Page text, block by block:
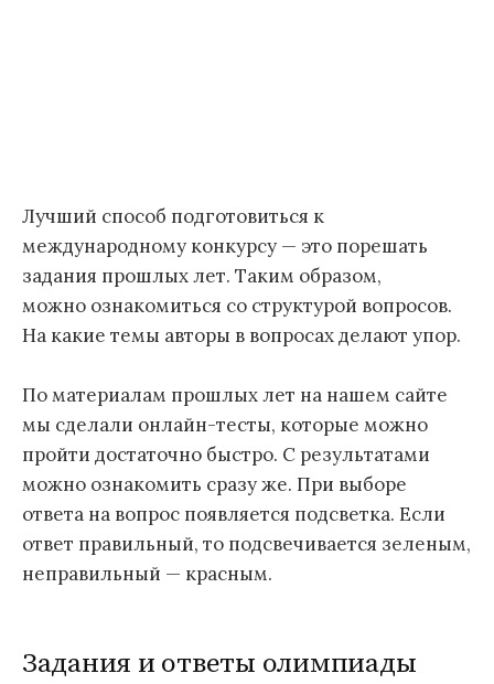
Лучший способ подготовиться к
международному конкурсу — это порешать
задания прошлых лет. Таким образом,
можно ознакомиться со структурой вопросов.
На какие темы авторы в вопросах делают упор.
По материалам прошлых лет на нашем сайте
мы сделали онлайн-тесты, которые можно
пройти достаточно быстро. С результатами
можно ознакомить сразу же. При выборе
ответа на вопрос появляется подсветка. Если
ответ правильный, то подсвечивается зеленым,
неправильный — красным.
Задания и ответы олимпиады